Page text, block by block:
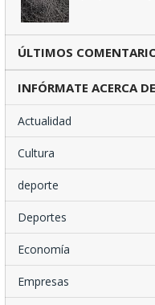
ÚLTIMOS
INFÓRMATE ACERCA
Actualidad
Cultura
deporte
Deportes
Economía
Empresas